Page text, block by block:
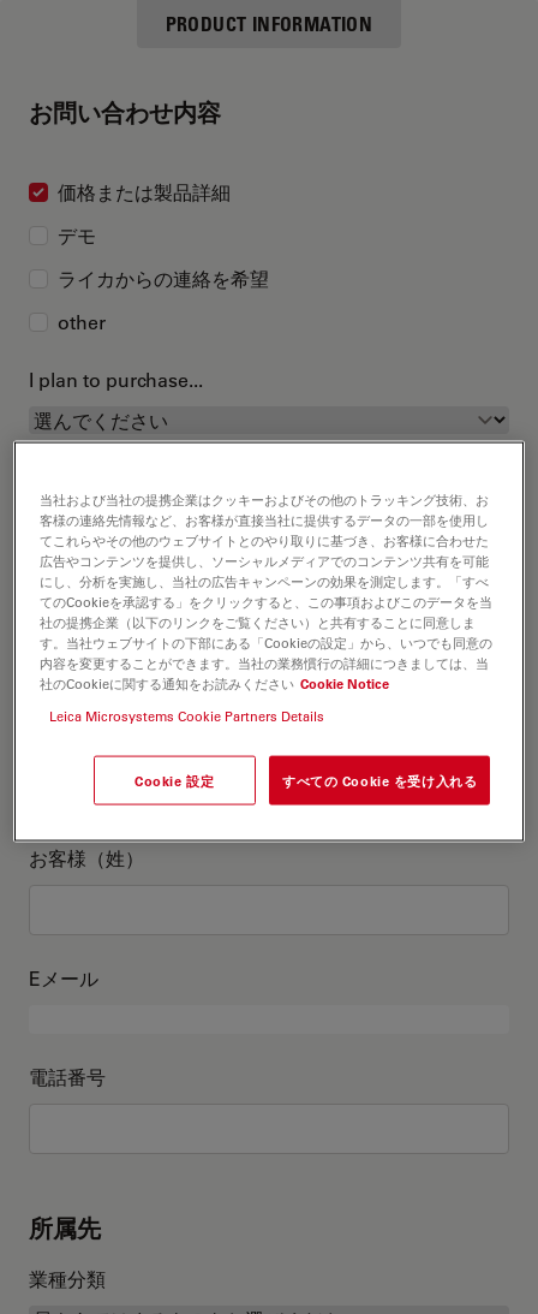
PRODUCT INFORMATION
お問い合わせ内容
価格または製品詳細
デモ
ライカからの連絡を希望
other
I plan to purchase...
お客様情報
役職 オプションの
お客様（姓）
Eメール
電話番号
所属先
業種分類
当社および当社の提携企業はクッキーおよびその他のトラッキング技術、お
客様の連絡先情報など、お客様が直接当社に提供するデータの一部を使用し
てこれらやその他のウェブサイトとのやり取りに基づき、お客様に合わせた
広告やコンテンツを提供し、ソーシャルメディアでのコンテンツ共有を可能
にし、分析を実施し、当社の広告キャンペーンの効果を測定します。「すべ
てのCookieを承認する」をクリックすると、この事項およびこのデータを当
社の提携企業（以下のリンクをご覧ください）と共有することに同意しま
す。当社ウェブサイトの下部にある「Cookieの設定」から、いつでも同意の
内容を変更することができます。当社の業務慣行の詳細につきましては、当
社のCookieに関する通知をお読みください Cookie Notice
Leica Microsystems Cookie Partners Details
Cookie 設定 すべての Cookie を受け入れる